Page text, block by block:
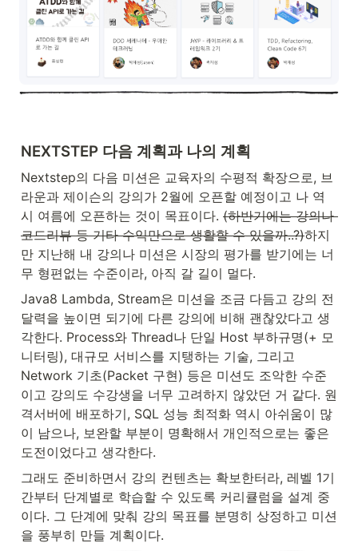
NEXTSTEP 다음 계획과 나의 계획
Nextstep의 다음 미션은 교육자의 수평적 확장으로, 브
라운과 제이슨의 강의가 2월에 오픈할 예정이고 나 역
시 여름에 오픈하는 것이 목표이다. (하반기에는 강의나
코드리뷰 등 기타 수익만으로 생활할 수 있을까..?)하지
만 지난해 내 강의나 미션은 시장의 평가를 받기에는 너
무 형편없는 수준이라, 아직 갈 길이 멀다.
Java8 Lambda, Stream은 미션을 조금 다듬고 강의 전
달력을 높이면 되기에 다른 강의에 비해 괜찮았다고 생
각한다. Process와 Thread나 단일 Host 부하규명(+ 모
니터링), 대규모 서비스를 지탱하는 기술, 그리고
Network 기초(Packet 구현) 등은 미션도 조악한 수준
이고 강의도 수강생을 너무 고려하지 않았던 거 같다. 원
격서버에 배포하기, SQL 성능 최적화 역시 아쉬움이 많
이 남으나, 보완할 부분이 명확해서 개인적으로는 좋은
도전이었다고 생각한다.
그래도 준비하면서 강의 컨텐츠는 확보한터라, 레벨 1기
간부터 단계별로 학습할 수 있도록 커리큘럼을 설계 중
이다. 그 단계에 맞춰 강의 목표를 분명히 상정하고 미션
을 풍부히 만들 계획이다.